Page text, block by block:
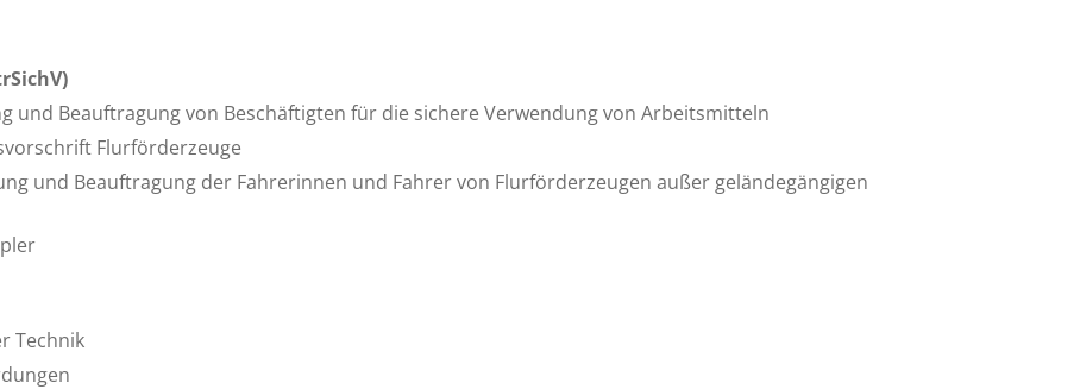
und Beauftragung von Beschäftigten für die sichere Verwendung von Arbeitsmitteln
Flurförderzeuge
und Beauftragung der Fahrerinnen und Fahrer von Flurförderzeugen außer geländegängigen
Technik